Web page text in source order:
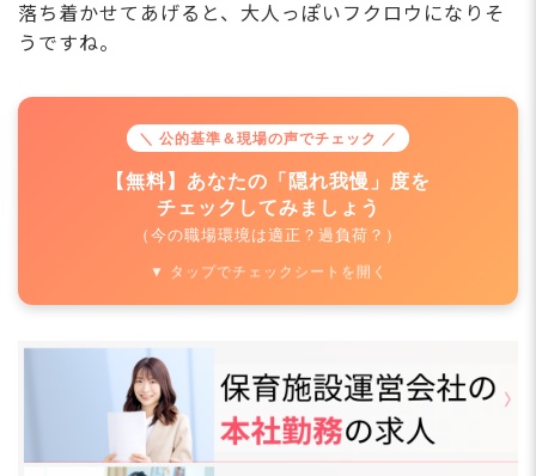
落ち着かせてあげると、大人っぽいフクロウになりそ
うですね。
＼ 公的基準＆現場の声でチェック ／
【無料】あなたの「隠れ我慢」度を
チェックしてみましょう
（今の職場環境は適正？過負荷？）
▼ タップでチェックシートを開く